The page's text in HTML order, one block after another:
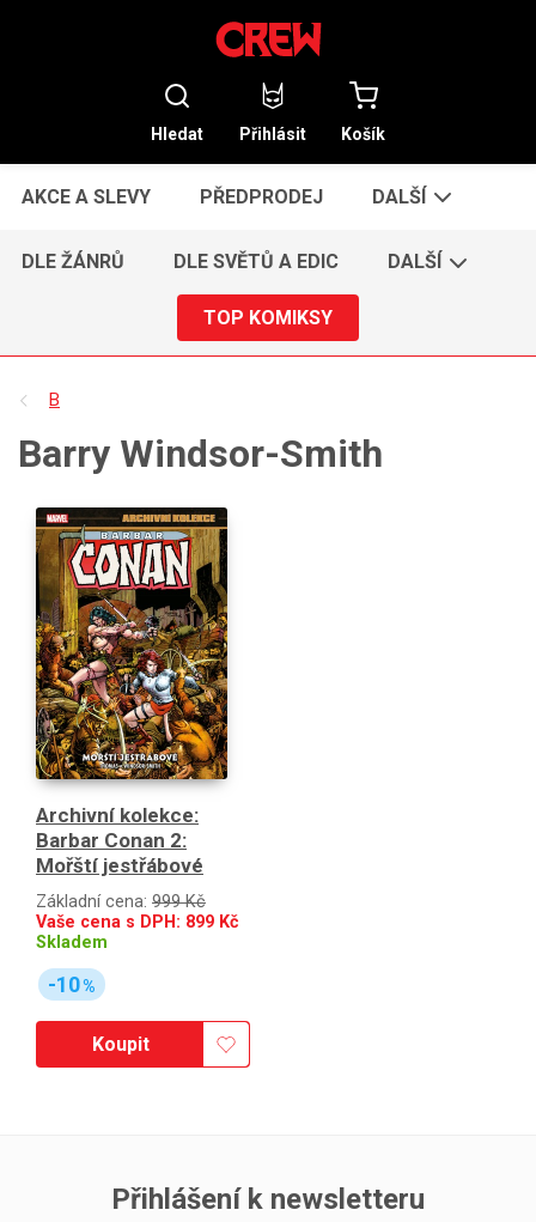
Hledat Přihlásit Košík
AKCE A SLEVY PŘEDPRODEJ DALŠÍ
DLE ŽÁNRŮ DLE SVĚTŮ A EDIC DALŠÍ
TOP KOMIKSY
B
Barry Windsor-Smith
Archivní kolekce:
Barbar Conan 2:
Mořští jestřábové
Základní cena: 999 Kč
Vaše cena s DPH: 899 Kč
Skladem
-10%
Koupit
Přihlášení k newsletteru